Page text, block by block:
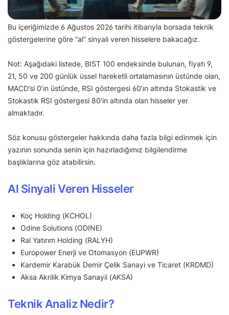
Bu içeriğimizde 6 Ağustos 2026 tarihi itibarıyla borsada teknik
göstergelerine göre “al” sinyali veren hisselere bakacağız.
Not: Aşağıdaki listede, BIST 100 endeksinde bulunan, fiyatı 9,
21, 50 ve 200 günlük üssel hareketli ortalamasının üstünde olan,
MACD’si 0’ın üstünde, RSI göstergesi 60’ın altında Stokastik ve
Stokastik RSI göstergesi 80’in altında olan hisseler yer
almaktadır.
Söz konusu göstergeler hakkında daha fazla bilgi edinmek için
yazının sonunda senin için hazırladığımız bilgilendirme
başlıklarına göz atabilirsin.
Al Sinyali Veren Hisseler
Koç Holding (KCHOL)
Odine Solutions (ODINE)
Ral Yatırım Holding (RALYH)
Europower Enerji ve Otomasyon (EUPWR)
Kardemir Karabük Demir Çelik Sanayi ve Ticaret (KRDMD)
Aksa Akrilik Kimya Sanayii (AKSA)
Teknik Analiz Nedir?